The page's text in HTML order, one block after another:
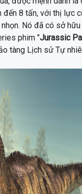
đến 8 tấn, với thị lực
Nó đã có sở
phim "Jurassic
tàng Lịch sử Tự